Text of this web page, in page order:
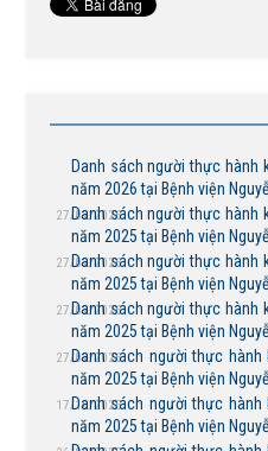
Danh sách người thực hành
năm 2026 tại Bệnh viện
27/02/2026
Danh sách người thực hành
năm 2025 tại Bệnh viện
27/02/2026
Danh sách người thực hành
năm 2025 tại Bệnh viện
27/02/2026
Danh sách người thực hành
năm 2025 tại Bệnh viện
27/02/2026
Danh sách người thực hành
năm 2025 tại Bệnh viện
17/10/2025
Danh sách người thực hành
năm 2025 tại Bệnh viện